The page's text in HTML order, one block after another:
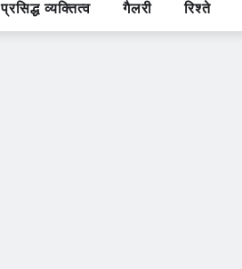
प्रसिद्ध व्यक्तित्व गैलरी रिश्ते